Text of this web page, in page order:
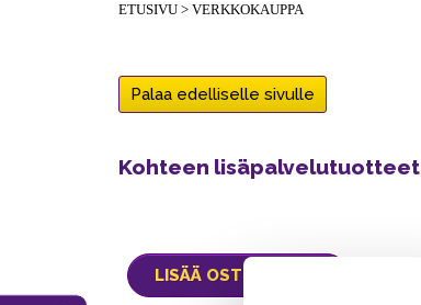
ETUSIVU> VERKKOKAUPPA
Palaa edelliselle sivulle
Kohteen lisäpalvelutuotteet